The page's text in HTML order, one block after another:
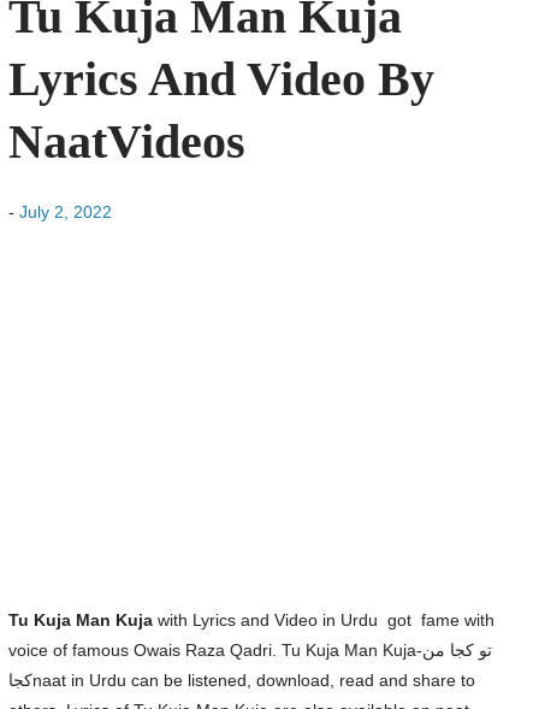
Tu Kuja Man Kuja
Lyrics And Video By
NaatVideos
- July 2, 2022
Tu Kuja Man Kujawith Lyrics and Video in Urdu got fame with
voice of famous Owais Raza Qadri. Tu Kuja Man Kuja-تو کجا من
کجاnaat in Urdu can be listened, download, read and share to